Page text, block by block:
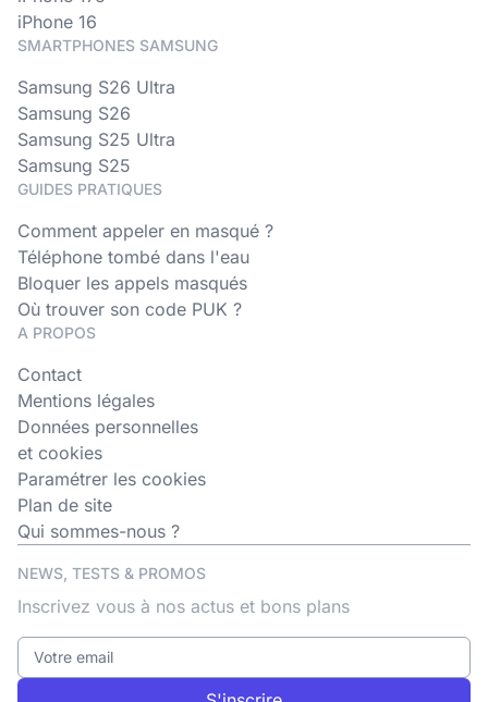
iPhone 16
SMARTPHONES SAMSUNG
Samsung S26 Ultra
Samsung S26
Samsung S25 Ultra
Samsung S25
GUIDES PRATIQUES
Comment appeler en masqué ?
Téléphone tombé dans l'eau
Bloquer les appels masqués
Où trouver son code PUK ?
A PROPOS
Contact
Mentions légales
Données personnelles
et cookies
Paramétrer les cookies
Plan de site
Qui sommes-nous ?
NEWS, TESTS & PROMOS
Inscrivez vous à nos actus et bons plans